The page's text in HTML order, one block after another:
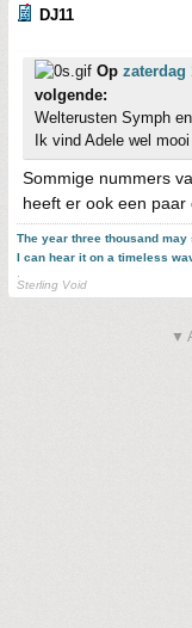
DJ11
Op zaterdag
volgende:
Welterusten Symph
Ik vind Adele wel
Sommige nummers
heeft er ook een paar
The year three thousand
I can hear it on a timeless
Sterling Void
▼